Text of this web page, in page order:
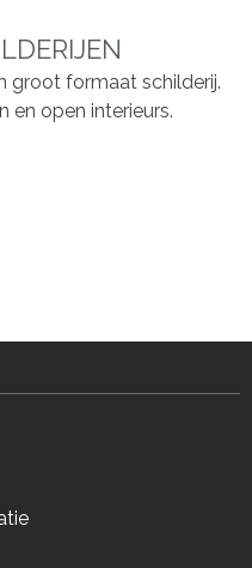
groot formaat schilderij.
en open interieurs.